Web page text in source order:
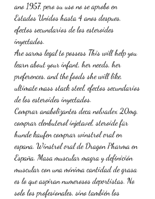
ano 1957, pero su uso no se aprobo en
Estados Unidos hasta 4 anos despues,
efectos secundarios de los esteroides
inyectados.
Are sarms legal to possess This will help you
learn about your infant, her needs, her
preferences, and the foods she will like,
ultimate mass stack steel, efectos secundarios
de los esteroides inyectados.
Comprar anabolizantes deca nolvadex 20mg,
comprar clenbuterol injetavel, steroide für
hunde kaufen comprar winstrol oral en
espana. Winstrol oral de Dragon Pharma en
España. Masa muscular magra y definición
muscular con una mínima cantidad de grasa
es lo que aspiran numerosos deportistas. No
solo los profesionales, sino también los